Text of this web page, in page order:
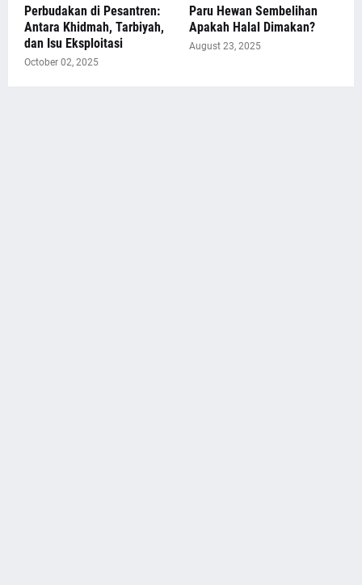
Perbudakan di Pesantren:
Antara Khidmah, Tarbiyah,
dan Isu Eksploitasi
October 02, 2025
Paru Hewan Sembelihan
Apakah Halal Dimakan?
August 23, 2025